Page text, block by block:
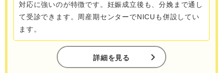
対応に強いのが特徴です。妊娠成立後も、分娩まで通し
て受診できます。周産期センターでNICUも併設してい
ます。
詳細を見る